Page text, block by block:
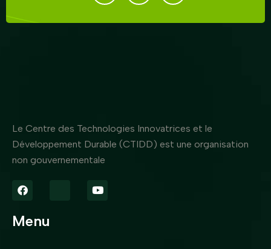
Le Centre des Technologies Innovatrices et le
Développement Durable (CTIDD) est une organisation
non gouvernementale
Menu